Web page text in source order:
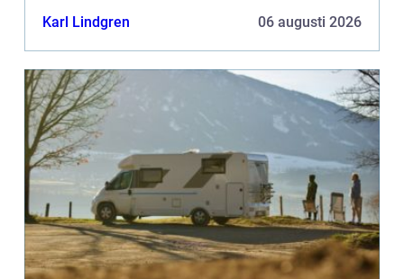
Karl Lindgren 06 augusti 2026